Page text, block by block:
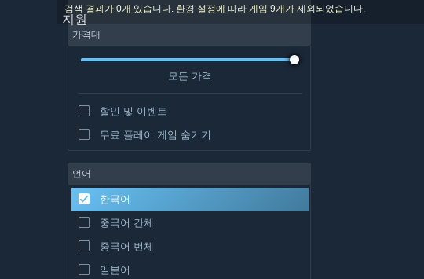
지원
검색 결과가 0개 있습니다. 환경 설정에 따라 게임 9개가 제외되었습니다.
가격대
모든 가격
할인 및 이벤트
무료 플레이 게임 숨기기
언어
한국어
중국어 간체
중국어 번체
일본어